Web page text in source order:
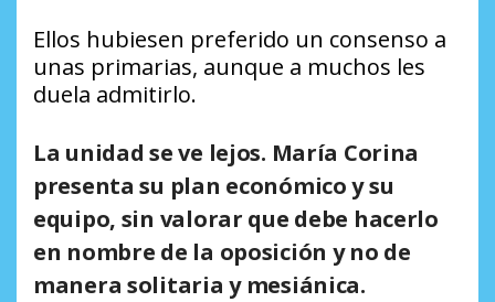
Ellos hubiesen preferido un consenso a
unas primarias, aunque a muchos les
duela admitirlo.
La unidad se ve lejos. María Corina
presenta su plan económico y su
equipo, sin valorar que debe hacerlo
en nombre de la oposición y no de
manera solitaria y mesiánica.